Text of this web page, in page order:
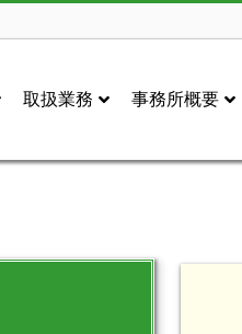
取扱業務 事務所概要